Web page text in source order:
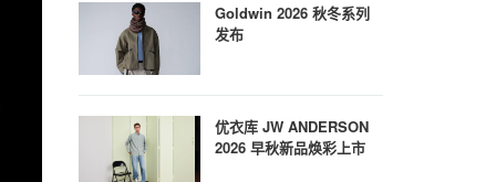
Goldwin 2026 秋冬系列
发布
优衣库 JW ANDERSON
2026 早秋新品焕彩上市